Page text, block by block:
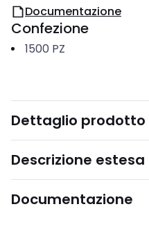
Documentazione
Confezione
1500 PZ
Dettaglio prodotto
Descrizione estesa
Documentazione